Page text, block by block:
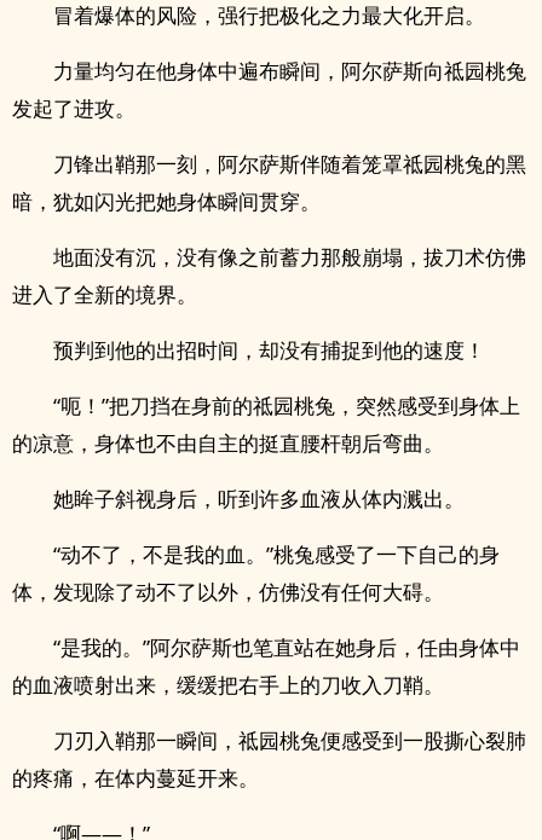
冒着爆体的风险，强行把极化之力最大化开启。
力量均匀在他身体中遍布瞬间，阿尔萨斯向祗园桃兔
发起了进攻。
刀锋出鞘那一刻，阿尔萨斯伴随着笼罩祗园桃兔的黑
暗，犹如闪光把她身体瞬间贯穿。
地面没有沉，没有像之前蓄力那般崩塌，拔刀术仿佛
进入了全新的境界。
预判到他的出招时间，却没有捕捉到他的速度！
“呃！”把刀挡在身前的祗园桃兔，突然感受到身体上
的凉意，身体也不由自主的挺直腰杆朝后弯曲。
她眸子斜视身后，听到许多血液从体内溅出。
“动不了，不是我的血。”桃兔感受了一下自己的身
体，发现除了动不了以外，仿佛没有任何大碍。
“是我的。”阿尔萨斯也笔直站在她身后，任由身体中
的血液喷射出来，缓缓把右手上的刀收入刀鞘。
刀刃入鞘那一瞬间，祗园桃兔便感受到一股撕心裂肺
的疼痛，在体内蔓延开来。
“啊——！”